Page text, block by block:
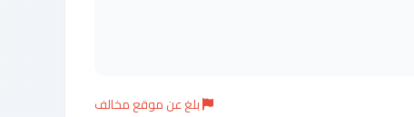
بلغ عن موقع مخالف